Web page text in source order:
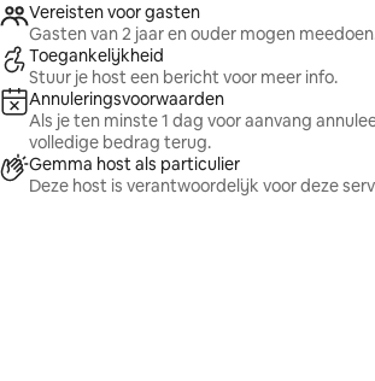
Vereisten voor gasten
Gasten van 2 jaar en ouder mogen
Toegankelijkheid
Stuur je host een bericht voor meer info.
Annuleringsvoorwaarden
Als je ten minste 1 dag voor aanvang
volledige bedrag terug.
Gemma host als particulier
Deze host is verantwoordelijk voor deze